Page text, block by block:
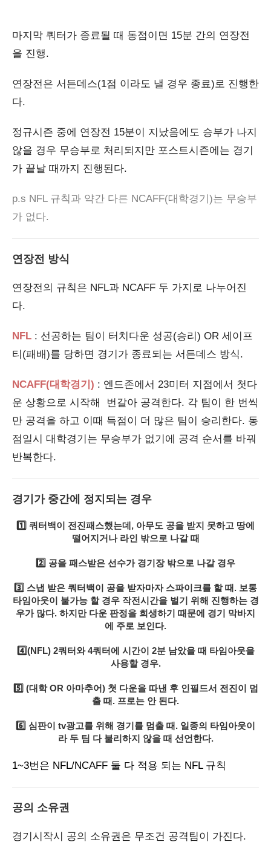
마지막 쿼터가 종료될 때 동점이면 15분 간의 연장전
을 진행.
연장전은 서든데스(1점 이라도 낼 경우 종료)로 진행한
다.
정규시즌 중에 연장전 15분이 지났음에도 승부가 나지
않을 경우 무승부로 처리되지만 포스트시즌에는 경기
가 끝날 때까지 진행된다.
p.s NFL 규칙과 약간 다른 NCAFF(대학경기)는 무승부
가 없다.
연장전 방식
연장전의 규칙은 NFL과 NCAFF 두 가지로 나누어진
다.
NFL : 선공하는 팀이 터치다운 성공(승리) OR 세이프
티(패배)를 당하면 경기가 종료되는 서든데스 방식.
NCAFF(대학경기) : 엔드존에서 23미터 지점에서 첫다
운 상황으로 시작해 번갈아 공격한다. 각 팀이 한 번씩
만 공격을 하고 이때 득점이 더 많은 팀이 승리한다. 동
점일시 대학경기는 무승부가 없기에 공격 순서를 바꿔
반복한다.
경기가 중간에 정지되는 경우
1️⃣ 쿼터백이 전진패스했는데, 아무도 공을 받지 못하고 땅에
떨어지거나 라인 밖으로 나갈 때
2️⃣ 공을 패스받은 선수가 경기장 밖으로 나갈 경우
3️⃣ 스냅 받은 쿼터백이 공을 받자마자 스파이크를 할 때. 보통
타임아웃이 불가능 할 경우 작전시간을 벌기 위해 진행하는 경
우가 많다. 하지만 다운 판정을 희생하기 때문에 경기 막바지
에 주로 보인다.
4️⃣(NFL) 2쿼터와 4쿼터에 시간이 2분 남았을 때 타임아웃을
사용할 경우.
5️⃣ (대학 OR 아마추어) 첫 다운을 따낸 후 인필드서 전진이 멈
출 때. 프로는 안 된다.
6️⃣ 심판이 tv광고를 위해 경기를 멈출 때. 일종의 타임아웃이
라 두 팀 다 불리하지 않을 때 선언한다.
1~3번은 NFL/NCAFF 둘 다 적용 되는 NFL 규칙
공의 소유권
경기시작시 공의 소유권은 무조건 공격팀이 가진다.